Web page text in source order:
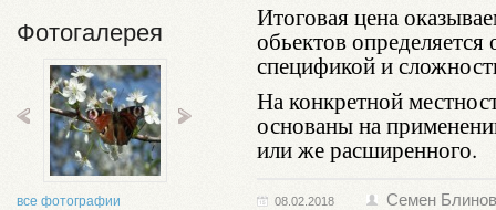
Фотогалерея
все фотографии
Итоговая цена
обьектов
спецификой и
На конкретной
основаны на
или же расширенного.
08.02.2018 Семен Блинов